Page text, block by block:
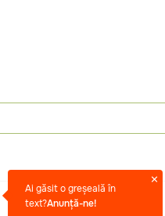
Ai găsit o greșeală în
text?Anunță-ne!